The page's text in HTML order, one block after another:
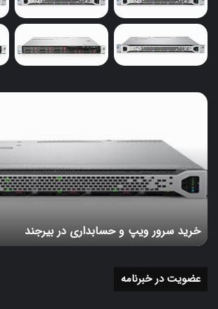
خرید
حسابداری
در
بیرجند
خرید سرور ویپ و حسابداری در بیرجند
عضویت در خبرنامه